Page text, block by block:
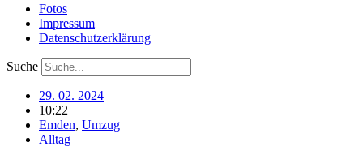
Fotos
Impressum
Datenschutzerklärung
Suche
29. 02. 2024
10:22
Emden, Umzug
Alltag